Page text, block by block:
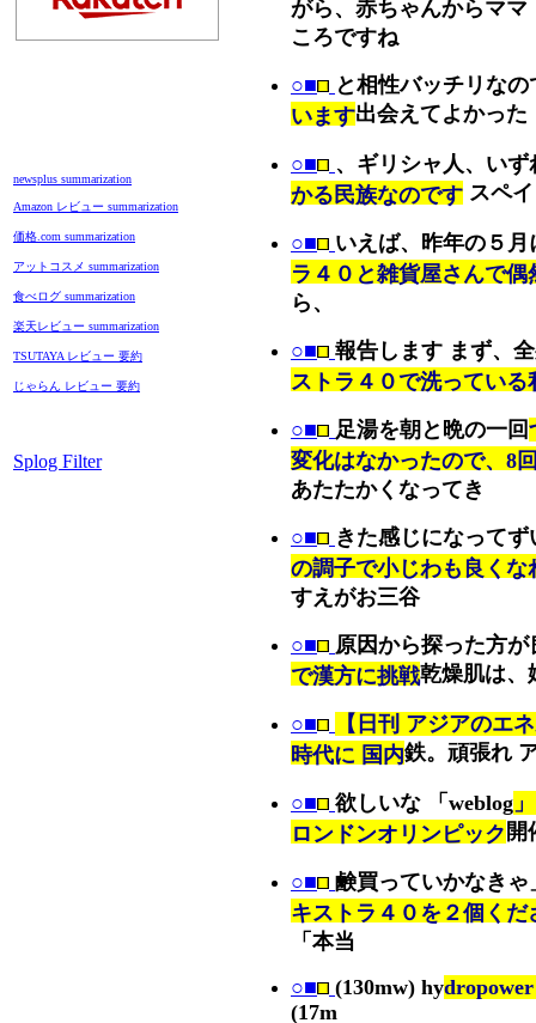
newsplus summarization
Amazon レビュー summarization
価格.com summarization
アットコスメ summarization
食べログ summarization
楽天レビュー summarization
TSUTAYA レビュー 要約
じゃらん レビュー 要約
Splog Filter
がら、赤ちゃんからマ
ころですね
○■ と相性バッチリなの
います出会えてよかった
○■ 、ギリシャ人、いず
かる民族なのです スペ
○■ いえば、昨年の５月
ラ４０と雑貨屋さんで偶
ら、
○■ 報告します まず、
ストラ４０で洗っている
○■ 足湯を朝と晩の一回
変化はなかったので、8
あたたかくなってき
○■ きた感じになってず
の調子で小じわも良くな
すえがお三谷
○■ 原因から探った方が
で漢方に挑戦乾燥肌は、
○■ 【日刊 アジアのエ
時代に 国内鉄。頑張れ
○■ 欲しいな 「weblog
ロンドンオリンピック 開
○■ 鹸買っていかなきゃ
キストラ４０を２個くだ
「本当
○■ (130mw) hy
(17m